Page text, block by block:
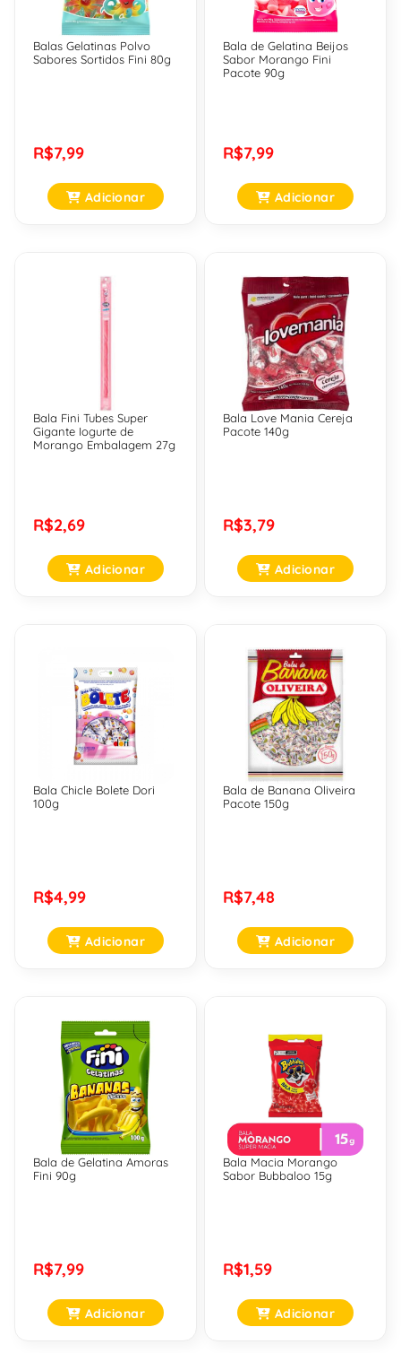
Balas Gelatinas Polvo
Sabores Sortidos Fini 80g
R$7,99
Adicionar
Bala de Gelatina Beijos
Sabor Morango Fini
Pacote 90g
R$7,99
Adicionar
Bala Fini Tubes Super
Gigante Iogurte de
Morango Embalagem 27g
R$2,69
Adicionar
Bala Love Mania Cereja
Pacote 140g
R$3,79
Adicionar
Bala Chicle Bolete Dori
100g
R$4,99
Adicionar
Bala de Banana Oliveira
Pacote 150g
R$7,48
Adicionar
Bala de Gelatina Amoras
Fini 90g
R$7,99
Adicionar
Bala Macia Morango
Sabor Bubbaloo 15g
R$1,59
Adicionar